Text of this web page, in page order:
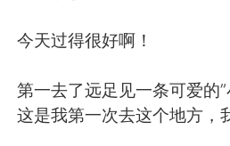
日本語 한국어
今天过得很好啊！
第一去了远足见一条可爱的”
这是我第一次去这个地方，